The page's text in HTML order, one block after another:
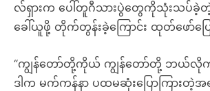
လ်ရှားက ပေါ်တူဂီသားပွဲတွေကိုသုံးသပ်ခဲ့
ခေါ်ယူဖို့ တိုက်တွန်းခဲ့ကြောင်း ထုတ်ဖော်ပြ
“ကျွန်တော်တို့ကိုယ် ကျွန်တော်တို့ ဘယ်လို
ဒါက မက်ကန်နာ ပထမဆုံးပြောကြားတဲ့အ